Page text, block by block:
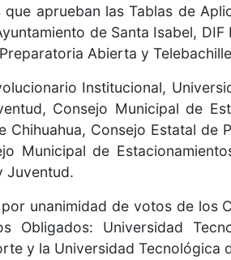
aprueban las Tablas de
de Santa Isabel,
Abierta y
Institucional,
Consejo Municipal de
Chihuahua, Consejo Estatal
Municipal de
Juventud.
unanimidad de votos de los
Obligados: Universidad
y la Universidad Tecnológica